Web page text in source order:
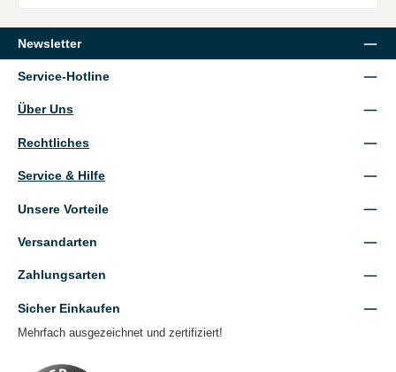
Newsletter
Service-Hotline
Über Uns
Rechtliches
Service & Hilfe
Unsere Vorteile
Versandarten
Zahlungsarten
Sicher Einkaufen
Mehrfach ausgezeichnet und zertifiziert!